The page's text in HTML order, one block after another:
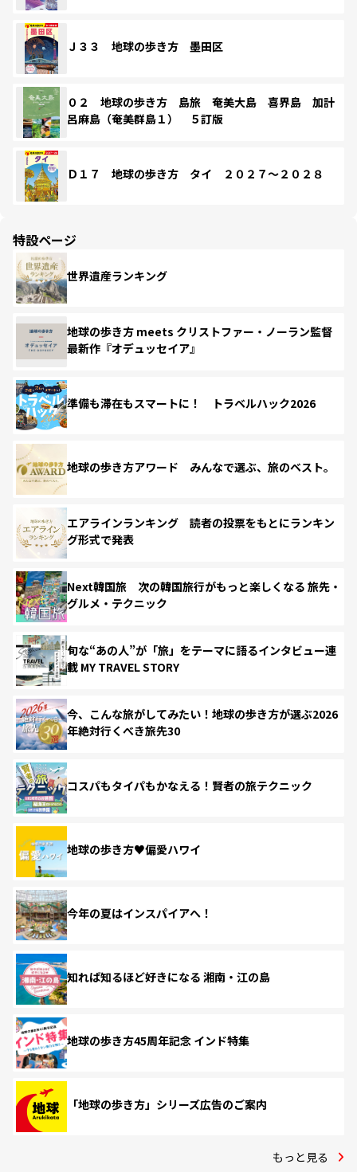
Ｊ３３ 地球の歩き方 墨田区
０２ 地球の歩き方 島旅 奄美大島 喜界島 加計
呂麻島（奄美群島１） ５訂版
Ｄ１７ 地球の歩き方 タイ ２０２７～２０２８
特設ページ
世界遺産ランキング
地球の歩き方 meets クリストファー・ノーラン監督
最新作『オデュッセイア』
準備も滞在もスマートに！ トラベルハック2026
地球の歩き方アワード みんなで選ぶ、旅のベスト。
エアラインランキング 読者の投票をもとにランキン
グ形式で発表
Next韓国旅 次の韓国旅行がもっと楽しくなる 旅先・
グルメ・テクニック
旬な“あの人”が「旅」をテーマに語るインタビュー連
載 MY TRAVEL STORY
今、こんな旅がしてみたい！地球の歩き方が選ぶ2026
年絶対行くべき旅先30
コスパもタイパもかなえる！賢者の旅テクニック
地球の歩き方♥偏愛ハワイ
今年の夏はインスパイアへ！
知れば知るほど好きになる 湘南・江の島
地球の歩き方45周年記念 インド特集
「地球の歩き方」シリーズ広告のご案内
もっと見る